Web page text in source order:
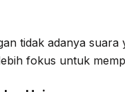
tidak adanya suara
fokus untuk